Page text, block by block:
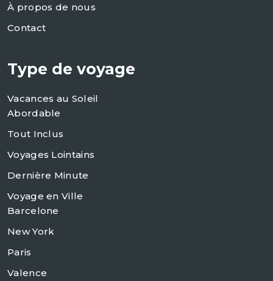
À propos de nous
Contact
Type de voyage
Vacances au Soleil
Abordable
Tout Inclus
Voyages Lointains
Dernière Minute
Voyage en Ville
Barcelone
New York
Paris
Valence